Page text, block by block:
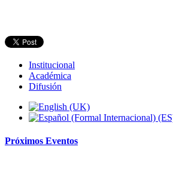
Institucional
Académica
Difusión
Próximos Eventos